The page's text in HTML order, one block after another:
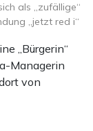
„Bürgerin“
Managerin
von
als „zufällige“
„jetzt red i“